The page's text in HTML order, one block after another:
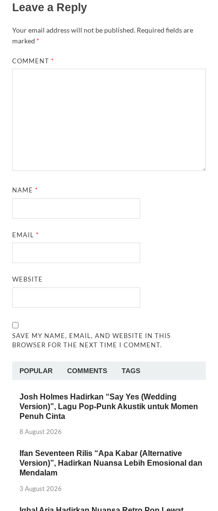
Leave a Reply
Your email address will not be published. Required fields are
marked *
COMMENT*
NAME*
EMAIL*
WEBSITE
SAVE MY NAME, EMAIL, AND WEBSITE IN THIS
BROWSER FOR THE NEXT TIME I COMMENT.
POPULAR COMMENTS TAGS
Josh Holmes Hadirkan “Say Yes (Wedding
Version)”, Lagu Pop-Punk Akustik untuk Momen
Penuh Cinta
8 August 2026
Ifan Seventeen Rilis “Apa Kabar (Alternative
Version)”, Hadirkan Nuansa Lebih Emosional dan
Mendalam
3 August 2026